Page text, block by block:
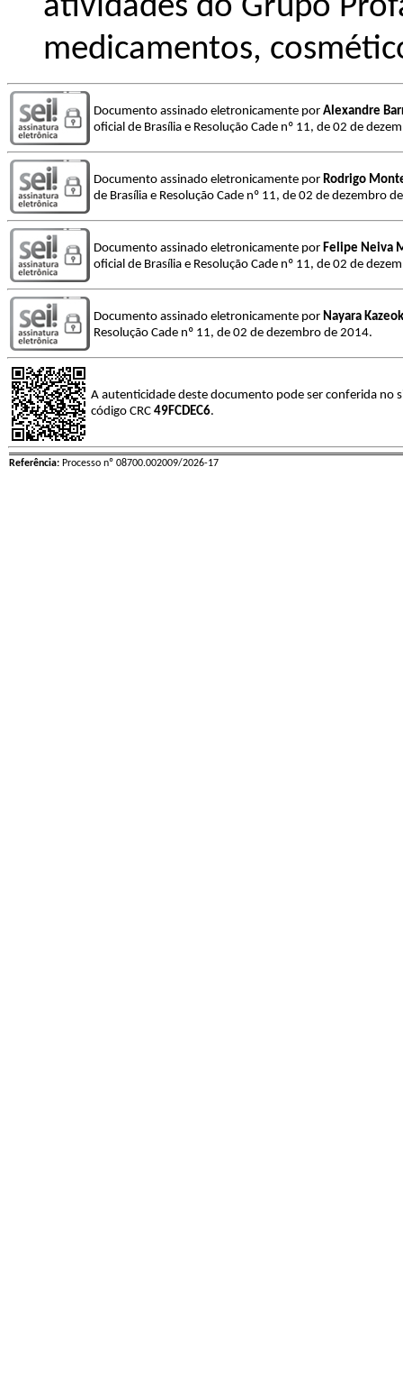
atividades do Grupo
medicamentos,
Documento assinado eletronicamente por Alexandre
oficial de Brasília e Resolução Cade nº 11, de 02 de
Documento assinado eletronicamente por Rodrigo
de Brasília e Resolução Cade nº 11, de 02 de dezembro
Documento assinado eletronicamente por Felipe Neiva
oficial de Brasília e Resolução Cade nº 11, de 02 de
Documento assinado eletronicamente por Nayara
Resolução Cade nº 11, de 02 de dezembro de 2014.
A autenticidade deste documento pode ser conferida no
código CRC 49FCDEC6.
Referência: Processo nº 08700.002009/2026-17